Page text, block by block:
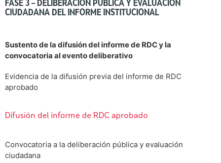
FASE 3 – DELIBERACIÓN PÚBLICA Y EVALUACIÓN
CIUDADANA DEL INFORME INSTITUCIONAL
Sustento de la difusión del informe de RDC y la
convocatoria al evento deliberativo
Evidencia de la difusión previa del informe de RDC
aprobado
Difusión del informe de RDC aprobado
Convocatoria a la deliberación pública y evaluación
ciudadana